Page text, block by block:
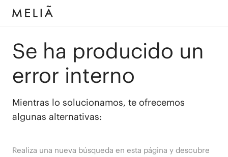
Se ha producido un
error interno
Mientras lo solucionamos, te ofrecemos
algunas alternativas:
Realiza una nueva búsqueda en esta página y descubre